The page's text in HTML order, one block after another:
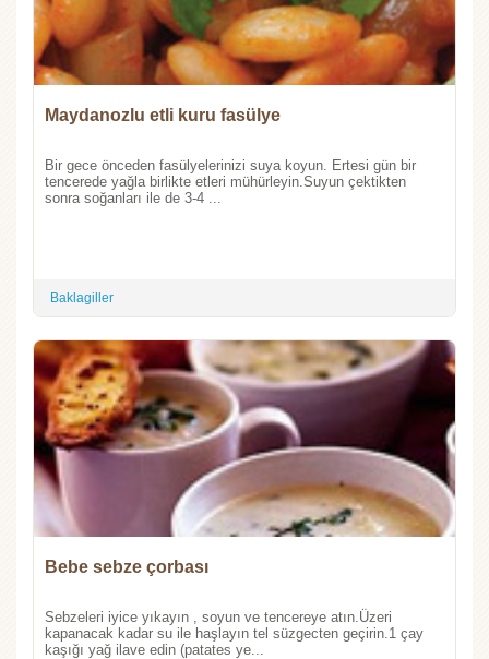
Maydanozlu etli kuru fasülye
Bir gece önceden fasülyelerinizi suya koyun. Ertesi gün bir
tencerede yağla birlikte etleri mühürleyin.Suyun çektikten
sonra soğanları ile de 3-4 ...
Baklagiller
Bebe sebze çorbası
Sebzeleri iyice yıkayın , soyun ve tencereye atın.Üzeri
kapanacak kadar su ile haşlayın tel süzgecten geçirin.1 çay
kaşığı yağ ilave edin (patates ye...